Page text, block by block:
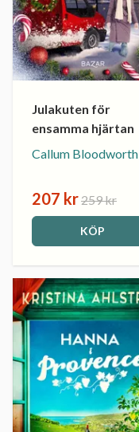
Julakuten för
ensamma hjärtan
Callum Bloodworth
207 kr259 kr
KÖP